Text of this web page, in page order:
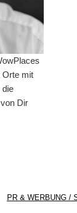
Orte mit
die
Dir
PR & WERBUNG /